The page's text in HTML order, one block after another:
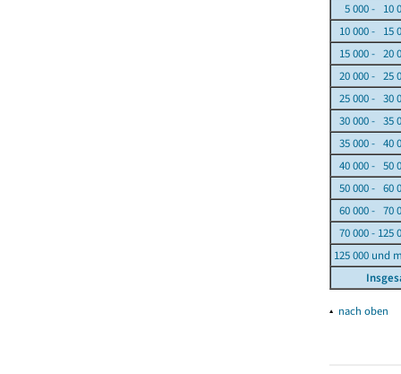
5 000 - 10
10 000 - 15
15 000 - 20
20 000 - 25
25 000 - 30
30 000 - 35
35 000 - 40
40 000 - 50
50 000 - 60
60 000 - 70
70 000 - 125
125 000 und
▴ nach oben